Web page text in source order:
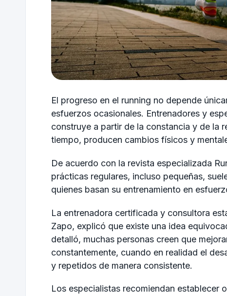
El progreso en el running no depende
esfuerzos ocasionales. Entrenadores y
construye a partir de la constancia y de la
tiempo, producen cambios físicos y
De acuerdo con la revista especializada
prácticas regulares, incluso pequeñas,
quienes basan su entrenamiento en
La entrenadora certificada y consultora
Zapo, explicó que existe una idea
detalló, muchas personas creen que
constantemente, cuando en realidad el
y repetidos de manera consistente.
Los especialistas recomiendan establecer